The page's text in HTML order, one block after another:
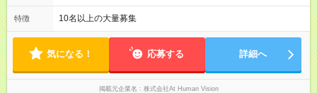
～58万円） 【試用期間】試用期間あり 試用期間の長さ：6ヶ月
※ 雇用形態と給与に、本採用時と異なる部分があります。 雇用
形態：本採用時と同じです。 給与：月給 224,000円 ～ 330,000
円 上記額にはみなし残業代を含みます。※超過分は全額支給い
たします。 みなし残業代 24,000円 ～ 34,000円／月 みなし残業
時間 15時間／月
より異なります。 ※＜シフト例＞ 10:00～19:00／11:00～
20:00 平均労働時間：1ヶ月あたり160時間 ◎実働8時間・休憩1
先に より異なります。 ※＜シフト例＞ 10:00～19:00／11:00
～20:00
特徴 10名以上の大量募集
気になる！ 応募する 詳細へ
掲載元企業名 株式会社At Human Vision